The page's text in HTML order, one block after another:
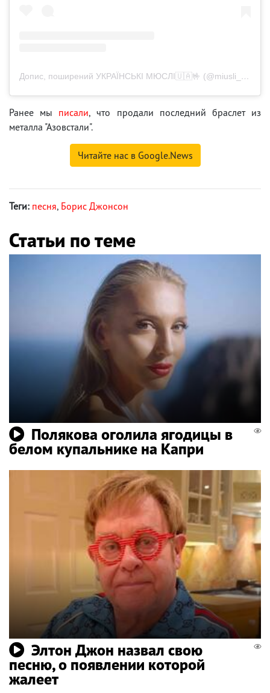
Допис, поширений УКРАЇНСЬКІ МЮСЛІ🇺🇦🤟 (@miusli_ua)
Ранее мы писали, что продали последний браслет из
металла "Азовстали".
Читайте нас в Google.News
Теги: песня, Борис Джонсон
Статьи по теме
Полякова оголила ягодицы в
белом купальнике на Капри
Элтон Джон назвал свою
песню, о появлении которой
жалеет